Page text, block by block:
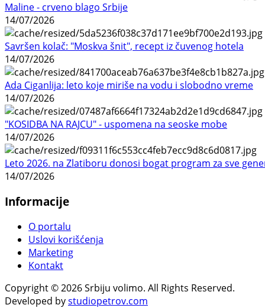
Maline - crveno blago Srbije
14/07/2026
Savršen kolač: "Moskva šnit", recept iz čuvenog hotela
14/07/2026
Ada Ciganlija: leto koje miriše na vodu i slobodno vreme
14/07/2026
"KOSIDBA NA RAJCU" - uspomena na seoske mobe
14/07/2026
Leto 2026. na Zlatiboru donosi bogat program za sve
14/07/2026
Informacije
O portalu
Uslovi korišćenja
Marketing
Kontakt
Copyright © 2026 Srbiju volimo. All Rights Reserved.
Developed bystudiopetrov.com